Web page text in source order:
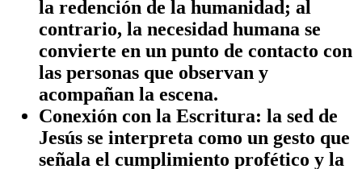
la redención de la humanidad; al
contrario, la necesidad humana se
convierte en un punto de contacto con
las personas que observan y
acompañan la escena.
Conexión con la Escritura: la sed de
Jesús se interpreta como un gesto que
señala el cumplimiento profético y la